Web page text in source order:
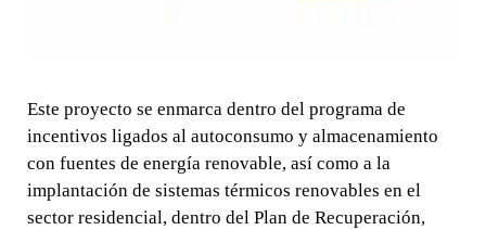
Este proyecto se enmarca dentro del programa de
incentivos ligados al autoconsumo y almacenamiento
con fuentes de energía renovable, así como a la
implantación de sistemas térmicos renovables en el
sector residencial, dentro del Plan de Recuperación,